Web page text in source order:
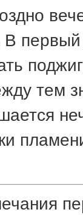
В
тем